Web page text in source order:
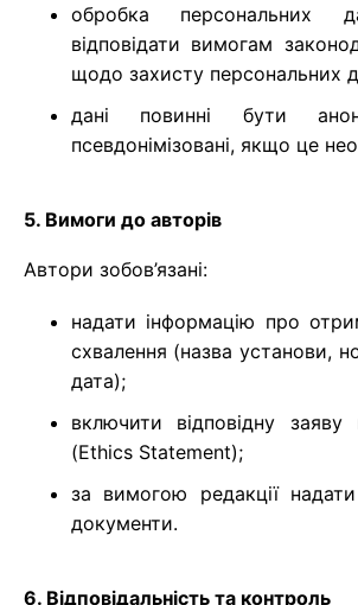
обробка персональних
відповідати вимогам
щодо захисту персональних
дані повинні бути
псевдонімізовані, якщо це
5. Вимоги до авторів
Автори зобов’язані:
надати інформацію про
схвалення (назва установи,
дата);
включити відповідну заяву
(Ethics Statement);
за вимогою редакції
документи.
6. Відповідальність та контроль